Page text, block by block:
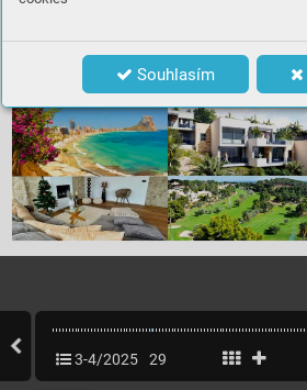
Souhlasím
3-4/2025 29